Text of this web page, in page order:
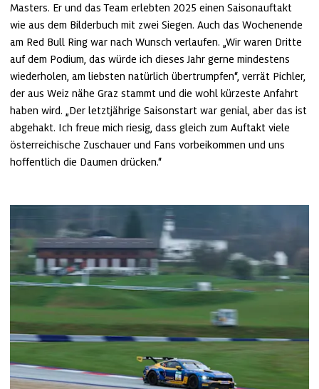
Masters. Er und das Team erlebten 2025 einen Saisonauftakt
wie aus dem Bilderbuch mit zwei Siegen. Auch das Wochenende
am Red Bull Ring war nach Wunsch verlaufen. „Wir waren Dritte
auf dem Podium, das würde ich dieses Jahr gerne mindestens
wiederholen, am liebsten natürlich übertrumpfen“, verrät Pichler,
der aus Weiz nähe Graz stammt und die wohl kürzeste Anfahrt
haben wird. „Der letztjährige Saisonstart war genial, aber das ist
abgehakt. Ich freue mich riesig, dass gleich zum Auftakt viele
österreichische Zuschauer und Fans vorbeikommen und uns
hoffentlich die Daumen drücken.“